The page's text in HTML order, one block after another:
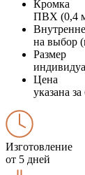
Кромка
ПВХ (0,4
на выбор
Размер
Цена
указана
Изготовление
от 5 дней